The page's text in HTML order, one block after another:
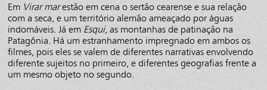
Em Virar marestão em cena o sertão cearense e sua relação
com a seca, e um território alemão ameaçado por águas
indomáveis. Já em Esqui, as montanhas de patinação na
Patagônia. Há um estranhamento impregnado em ambos os
filmes, pois eles se valem de diferentes narrativas envolvendo
diferente sujeitos no primeiro, e diferentes geografias frente a
um mesmo objeto no segundo.